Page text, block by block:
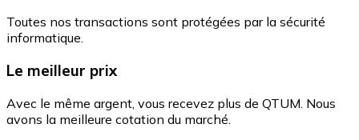
Toutes nos transactions sont protégées par la sécurité
informatique.
Le meilleur prix
Avec le même argent, vous recevez plus de QTUM. Nous
avons la meilleure cotation du marché.